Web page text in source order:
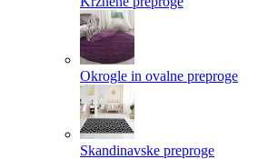
Okrogle in ovalne preproge
Skandinavske preproge